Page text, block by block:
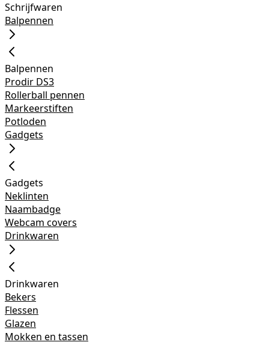
Schrijfwaren
Balpennen
Balpennen
Prodir DS3
Rollerball pennen
Markeerstiften
Potloden
Gadgets
Gadgets
Neklinten
Naambadge
Webcam covers
Drinkwaren
Drinkwaren
Bekers
Flessen
Glazen
Mokken en tassen